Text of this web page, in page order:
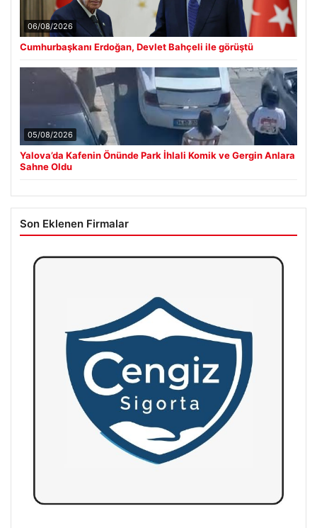
06/08/2026
Cumhurbaşkanı Erdoğan, Devlet Bahçeli ile görüştü
05/08/2026
Yalova’da Kafenin Önünde Park İhlali Komik ve Gergin Anlara
Sahne Oldu
Son Eklenen Firmalar